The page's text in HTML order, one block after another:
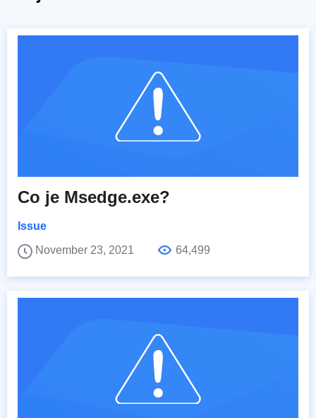
Co je Msedge.exe?
Issue
November 23, 2021
64,499